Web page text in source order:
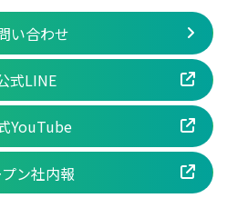
い合わせ
式LINE
YouTube
ン社内報